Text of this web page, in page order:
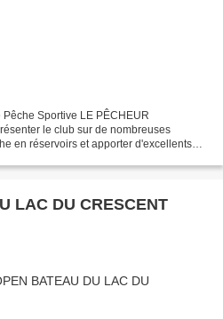
Sportive LE PÊCHEUR
le club sur de nombreuses
en réservoirs et apporter d'excellents
LAC DU CRESCENT